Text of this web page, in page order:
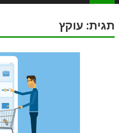
תגית: עוקץ